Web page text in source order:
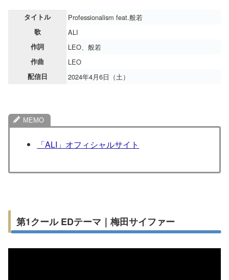
タイトル Professionalism feat.般若
歌 ALI
作詞 LEO、般若
作曲 LEO
配信日 2024年4月6日（土）
「ALI」オフィシャルサイト
第1クール EDテーマ｜梅田サイファー